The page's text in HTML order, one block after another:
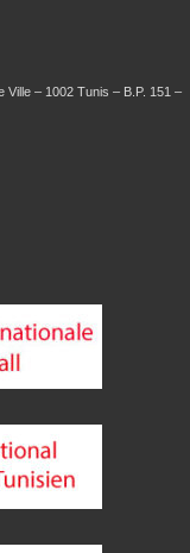
Ville – 1002 Tunis – B.P. 151 –